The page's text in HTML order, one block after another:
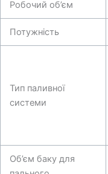
Робочий об’єм
Потужність
Тип паливної
системи
Об’єм баку для